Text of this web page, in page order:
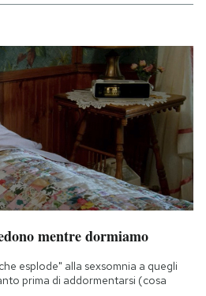
mentre dormiamo
esplode" alla sexsomnia a quegli
prima di addormentarsi (cosa